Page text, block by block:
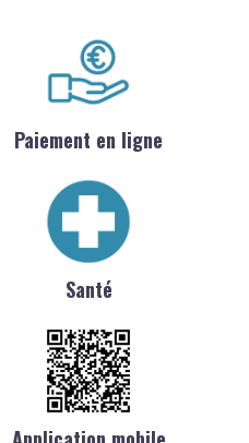
Paiement en ligne
Santé